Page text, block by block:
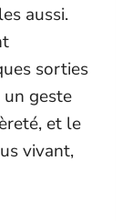
aussi.
sorties
un geste
et le
vivant,